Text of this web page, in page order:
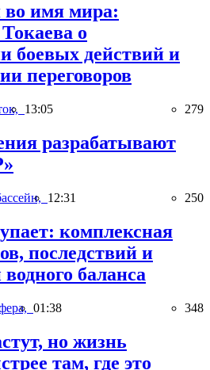
имя мира:
о
боевых действий и
переговоров
13:05 279
разрабатывают
12:31 250
комплексная
последствий и
баланса
01:38 348
но жизнь
там, где это